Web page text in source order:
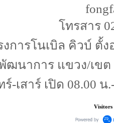
โทรสาร
งการโนเบิล คิวบ์
ฒนาการ แขวง/เขต
ร์-เสาร์ เปิด 08.00
Visitors